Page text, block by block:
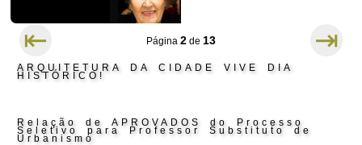
⇤ Página 2 de 13 ⇥
ARQUITETURA DA CIDADE VIVE DIA
HISTÓRICO!
Relação de APROVADOS do Processo
Seletivo para Professor Substituto de
Urbanismo